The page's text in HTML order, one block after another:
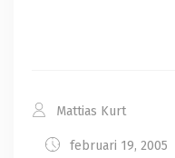
Mattias Kurt
februari 19, 2005